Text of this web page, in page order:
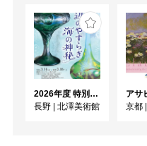
2026年度 特別展「ガレとドーム、アール･ヌーヴォーのガラス 水辺のやすらぎ、海の神秘」
長野 | 北澤美術館
京都 |